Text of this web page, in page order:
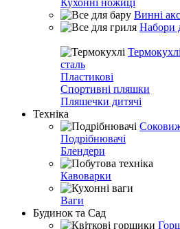
Кухонні ножиці
Винні
Набори
сталь
Пластикові
Спортивні пляшки
Пляшечки дитячі
Техніка
Подрібнювачі
Блендери
Кавоварки
Ваги
Будинок та Сад